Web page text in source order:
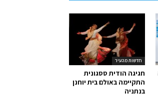
חדשות מהעיר
חגיגה הודית ססגונית
התקיימה באולם בית יוחנן
בנתניה